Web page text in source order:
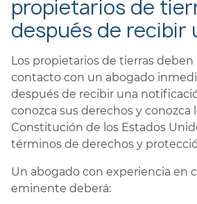
propietarios de
después de recibir
Los propietarios de tierras deben
contacto con un abogado
después de recibir una
conozca sus derechos y conozca
Constitución de los Estados
términos de derechos y
Un abogado con experiencia en
eminente deberá: